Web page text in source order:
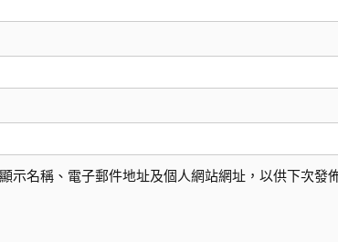
示名稱、電子郵件地址及個人網站網址，以供下次發